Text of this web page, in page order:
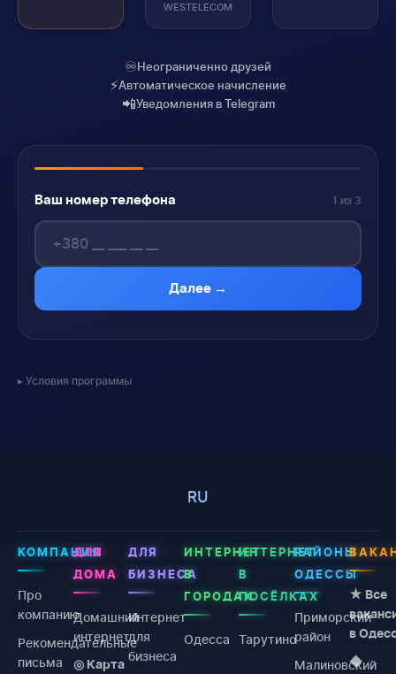
WESTELECOM
♾️Неограниченно друзей
⚡Автоматическое начисление
📲Уведомления в Telegram
Ваш номер телефона 1 из 3
Далее →
Условия программы
RU
КОМПАНИЯ
Про
компанию
Рекомендательные
письма
ДЛЯ
ДОМА
Домашний
интернет
◎ Карта
ДЛЯ
БИЗНЕСА
Интернет
для
бизнеса
ИНТЕРНЕТ
В
ГОРОДАХ
Одесса
ИНТЕРНЕТ
В
ПОСЁЛКАХ
Тарутино
РАЙОНЫ
ОДЕССЫ
Приморский
район
Малиновский
★ Все
в
◆